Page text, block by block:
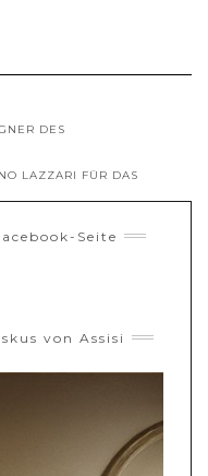
DES
LAZZARI FÜR DAS
Seite
von Assisi